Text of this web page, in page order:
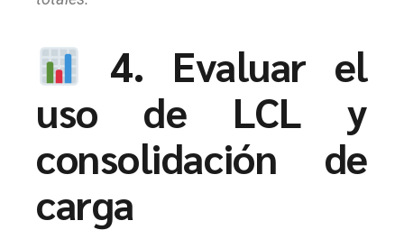
4. Evaluar el
uso de LCL y
consolidación de
carga